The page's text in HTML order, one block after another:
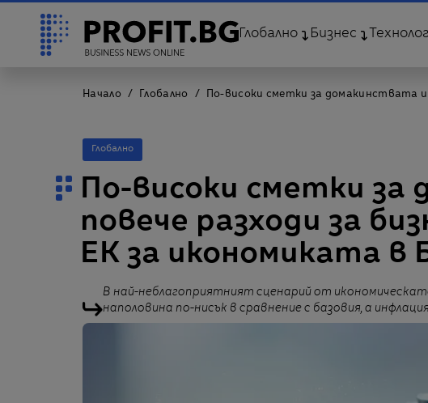
Глобално Бизнес
Начало Глобално По-високи сметки за домакинствата
Глобално
По-високи сметки за
повече разходи за
ЕК за икономиката в
В най-неблагоприятният сценарий от
наполовина по-нисък в сравнение с базовия, а